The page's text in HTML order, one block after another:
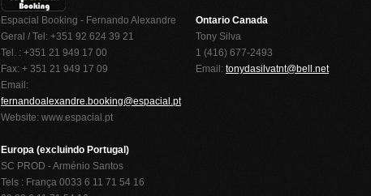
Espacial Booking - Fernando Alexandre
Geral / Tel: +351 92 624 39 21
Tel. : +351 21 949 17 00
Fax: + 351 21 949 17 09
Email:
fernandoalexandre.booking@espacial.pt
Website: www.espacial.pt
Europa (excluindo Portugal)
SC PROD - Arménio Santos
Tels : França 0033 6 11 71 54 16
Ontario Canada
Tony Silva
1 (416) 677-2493
Email: tonydasilvatnt@bell.net